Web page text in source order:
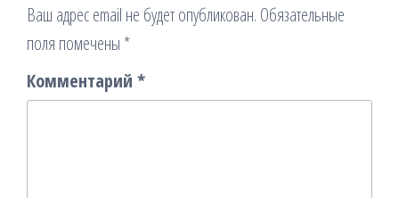
Ваш адрес email не будет опубликован. Обязательные
поля помечены *
Комментарий *